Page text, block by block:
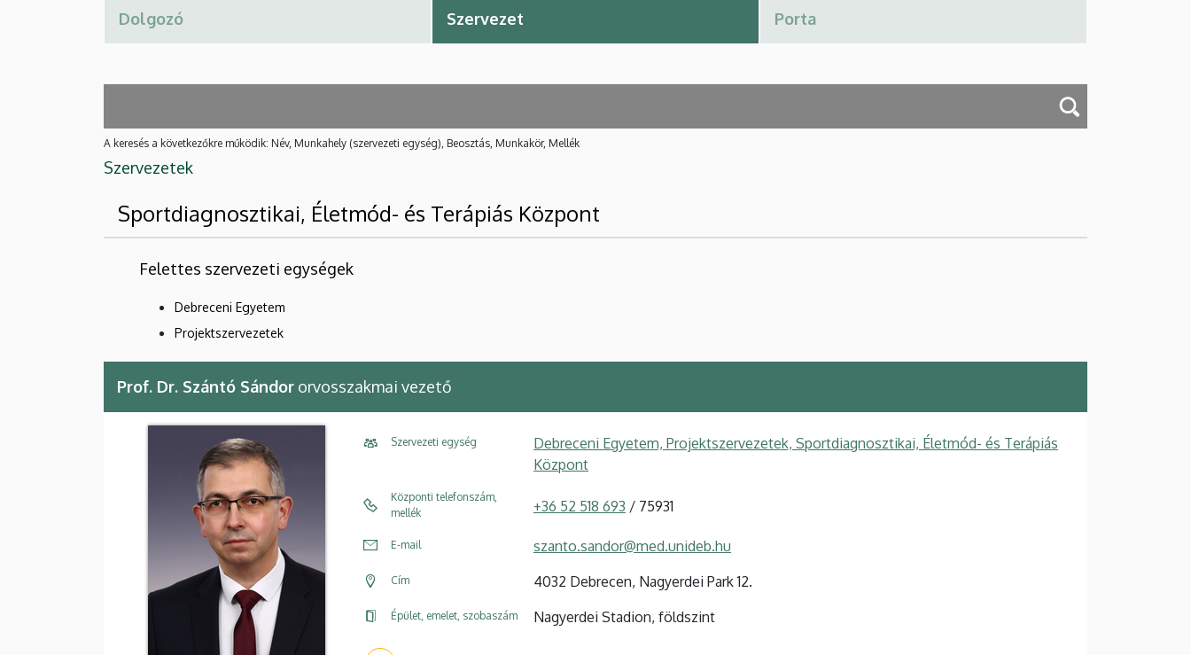
A keresés a következőkre működik: Név, Munkahely (szervezeti egység), Beosztás, Munkakör, Mellék
Szervezetek
Sportdiagnosztikai, Életmód- és Terápiás Központ
Felettes szervezeti egységek
Debreceni Egyetem
Projektszervezetek
Prof. Dr. Szántó Sándor orvosszakmai vezető
Szervezeti egység
Debreceni Egyetem, Projektszervezetek, Sportdiagnosztikai, Életmód- és Terápiás
Központ
Központi telefonszám,
mellék
+36 52 518 693 / 75931
E-mail szanto.sandor@med.unideb.hu
Cím 4032 Debrecen, Nagyerdei Park 12.
Épület, emelet, szobaszám Nagyerdei Stadion, földszint